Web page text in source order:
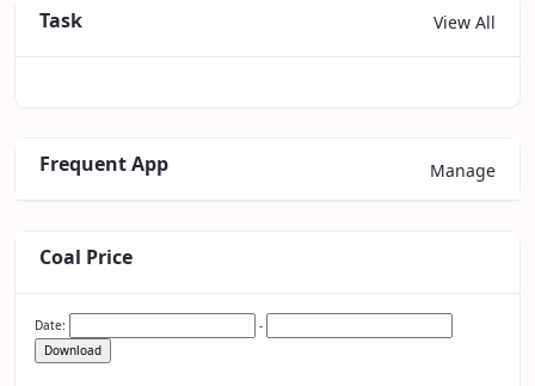
Task View All
Frequent App Manage
Coal Price
Date:
-
Download